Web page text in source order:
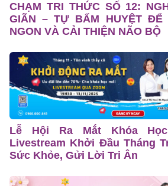
CHẠM TRI THỨC SỐ 12:
GIÃN – TỰ BẤM HUYỆT ĐỂ
NGON VÀ CẢI THIỆN NÃO BỘ
Lễ Hội Ra Mắt Khóa
Livestream Khởi Đầu Tháng
Sức Khỏe, Gửi Lời Tri Ân